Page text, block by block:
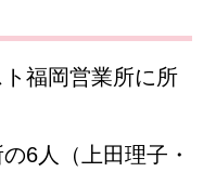
福岡営業所に所
6人（上田理子・